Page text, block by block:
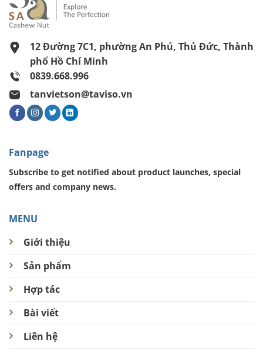
12 Đường 7C1, phường An Phú, Thủ Đức, Thành
phố Hồ Chí Minh
0839.668.996
tanvietson@taviso.vn
MENU
Giới thiệu
Sản phẩm
Hợp tác
Bài viết
Liên hệ
Fanpage
Subscribe to get notified about product launches, special
offers and company news.